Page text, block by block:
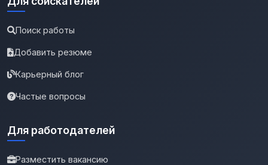
Поиск работы
Добавить резюме
Карьерный блог
Частые вопросы
Для работодателей
Разместить вакансию